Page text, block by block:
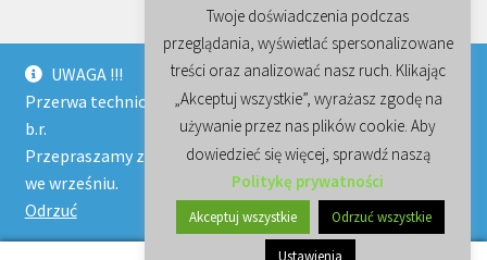
UWAGA !!!
Przerwa techniczna trwa w naszej firmie do końca sierpnia
b.r.
Przepraszamy za niedogodności i zapraszamy ponownie
we wrześniu.
Odrzuć
© Wzorcowanie, sprzedaż mierników instalacji i sprzętu
elektrycznego, multimetrów, mierników cęgowych 2026
Regulamin i polityka prywatności
Stworzone z
WooCommerce
Twoje doświadczenia podczas
przeglądania, wyświetlać spersonalizowane
treści oraz analizować nasz ruch. Klikając
„Akceptuj wszystkie”, wyrażasz zgodę na
używanie przez nas plików cookie. Aby
dowiedzieć się więcej, sprawdź naszą
Politykę prywatności
Akceptuj wszystkie Odrzuć wszystkie
Ustawienia